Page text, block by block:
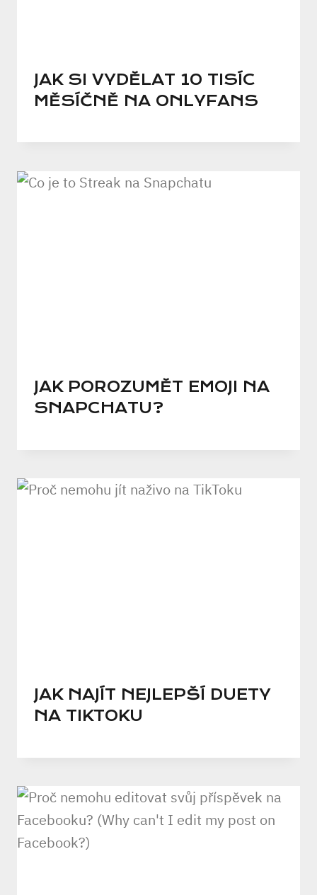
JAK SI VYDĚLAT 10 TISÍC
MĚSÍČNĚ NA ONLYFANS
JAK POROZUMĚT EMOJI NA
SNAPCHATU?
JAK NAJÍT NEJLEPŠÍ DUETY
NA TIKTOKU